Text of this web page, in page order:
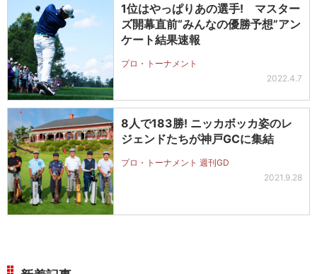
1位はやっぱりあの選手! マスター
ズ開幕直前“みんなの優勝予想”アン
ケート結果速報
プロ・トーナメント
2022.4.7
8人で183勝! ニッカボッカ姿のレ
ジェンドたちが神戸GCに集結
プロ・トーナメント 週刊GD
2021.9.28